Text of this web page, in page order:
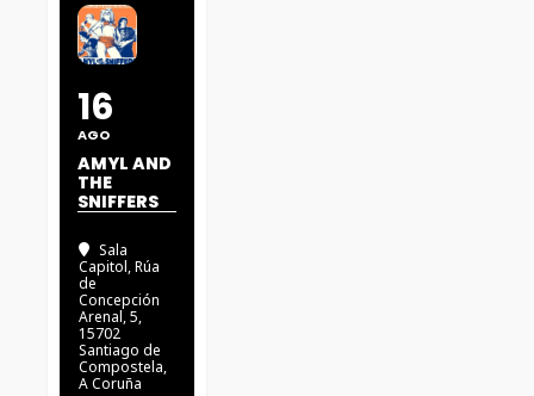
16
AGO
AMYL AND
THE
SNIFFERS
Sala
Capitol, Rúa
de
Concepción
Arenal, 5,
15702
Santiago de
Compostela,
A Coruña